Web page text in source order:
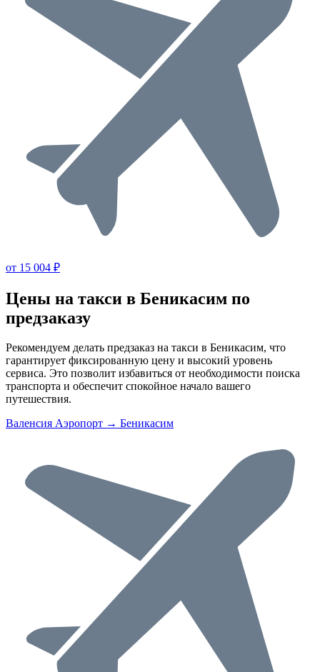
от 15 004 ₽
Цены на такси в Беникасим по
предзаказу
Рекомендуем делать предзаказ на такси в Беникасим, что
гарантирует фиксированную цену и высокий уровень
сервиса. Это позволит избавиться от необходимости поиска
транспорта и обеспечит спокойное начало вашего
путешествия.
Валенсия Аэропорт → Беникасим